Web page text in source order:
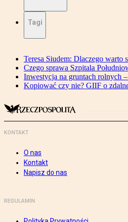
Tagi
Teresa Siudem: Dlaczego warto
Czego sprawa Szpitala
Inwestycja na gruntach rolnych
Kopiować czy nie? GIIF o
KONTAKT
O nas
Kontakt
Napisz do nas
REGULAMIN